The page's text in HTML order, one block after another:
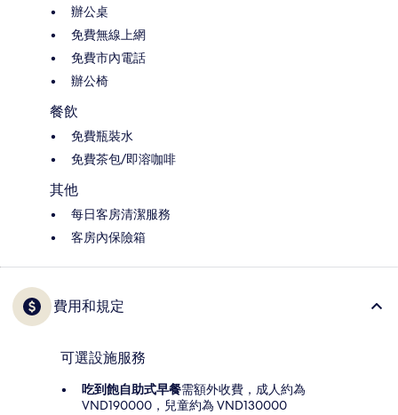
辦公桌
免費無線上網
免費市內電話
辦公椅
餐飲
免費瓶裝水
免費茶包/即溶咖啡
其他
每日客房清潔服務
客房內保險箱
費用和規定
可選設施服務
吃到飽自助式早餐需額外收費，成人約為
VND190000，兒童約為 VND130000